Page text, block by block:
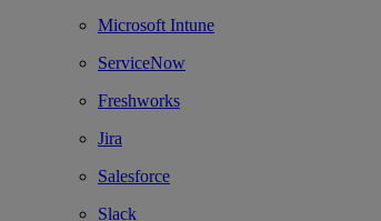
Microsoft Intune
ServiceNow
Freshworks
Jira
Salesforce
Slack